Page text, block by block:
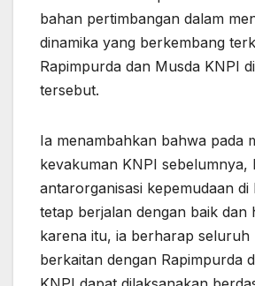
bahan pertimbangan dalam
dinamika yang berkembang
Rapimpurda dan Musda KNPI
tersebut.
Ia menambahkan bahwa pada
kevakuman KNPI sebelumnya,
antarorganisasi kepemudaan
tetap berjalan dengan baik dan
karena itu, ia berharap seluruh
berkaitan dengan Rapimpurda